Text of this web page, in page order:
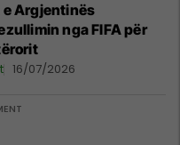
Argjentinës
nga FIFA për
16/07/2026